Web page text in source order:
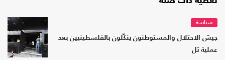
سياسة
جيش الاحتلال والمستوطنون ينكّلون بالفلسطينيين بعد
عملية تل